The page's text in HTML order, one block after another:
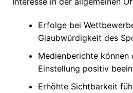
Erfolge bei
Glaubwürdigkeit des
Medienberichte
Einstellung positiv
Erhöhte Sichtbarkeit